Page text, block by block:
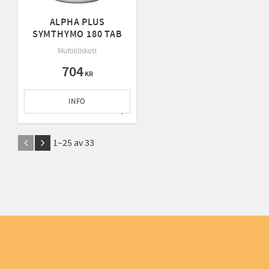
ALPHA PLUS
SYMTHYMO 180 TAB
Multitillskott
704KR
Lägg till i favoriter
INFO
1–25 av33